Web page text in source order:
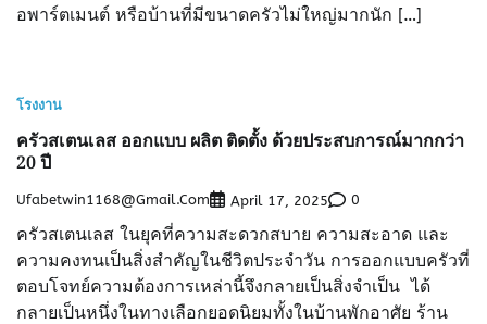
อพาร์ตเมนต์ หรือบ้านที่มีขนาดครัวไม่ใหญ่มากนัก […]
โรงงาน
ครัวสเตนเลส ออกแบบ ผลิต ติดตั้ง ด้วยประสบการณ์มากกว่า
20 ปี
Ufabetwin1168@gmail.com April 17, 2025 0
ครัวสเตนเลส ในยุคที่ความสะดวกสบาย ความสะอาด และ
ความคงทนเป็นสิ่งสำคัญในชีวิตประจำวัน การออกแบบครัวที่
ตอบโจทย์ความต้องการเหล่านี้จึงกลายเป็นสิ่งจำเป็น ได้
กลายเป็นหนึ่งในทางเลือกยอดนิยมทั้งในบ้านพักอาศัย ร้าน